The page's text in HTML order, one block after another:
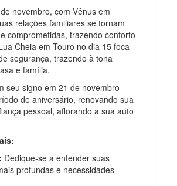
novembro, com Vênus em
relações familiares se tornam
comprometidas, trazendo conforto
Cheia em Touro no dia 15 foca
segurança, trazendo à tona
e família.
seu signo em 21 de novembro
de aniversário, renovando sua
pessoal, aflorando a sua auto
Dedique-se a entender suas
profundas e necessidades